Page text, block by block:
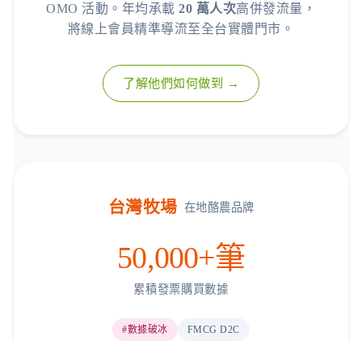
OMO 活動。年均承載 20 萬人次高併發流量，
將線上會員精準導流至全台實體門市。
了解他們如何做到 →
台灣牧場 在地酪農品牌
50,000+筆
累積發票購買數據
#數據破冰 FMCG D2C